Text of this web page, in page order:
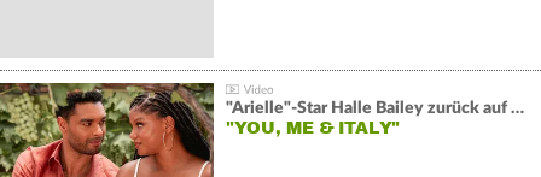
"Arielle"-Star Halle Bailey zurück auf der Leinwand:
"YOU, ME & ITALY"